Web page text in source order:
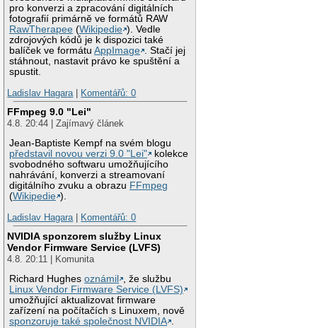
pro konverzi a zpracování digitálních
fotografií primárně ve formátů RAW
RawTherapee (Wikipedie ). Vedle
zdrojových kódů je k dispozici také
balíček ve formátuAppImage . Stačí jej
stáhnout, nastavit právo ke spuštění a
spustit.
Ladislav Hagara| Komentářů: 0
FFmpeg 9.0 "Lei"
4.8. 20:44 | Zajímavý článek
Jean-Baptiste Kempf na svém blogu
představil novou verzi 9.0 "Lei"
kolekce
svobodného softwaru umožňujícího
nahrávání, konverzi a streamovaní
digitálního zvuku a obrazu FFmpeg
(Wikipedie ).
Ladislav Hagara| Komentářů: 0
NVIDIA sponzorem služby Linux
Vendor Firmware Service (LVFS)
4.8. 20:11 | Komunita
Richard Hughesoznámil
, že službu
Linux Vendor Firmware Service (LVFS)
umožňující aktualizovat firmware
zařízení na počítačích s Linuxem, nově
sponzoruje také společnost NVIDIA .